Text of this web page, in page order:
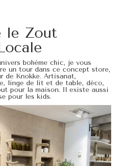
le Zout
bohème chic, je vous
un tour dans ce concept store,
de Knokke. Artisanat,
linge de lit et de table, déco,
pour la maison. Il existe aussi
pour les kids.